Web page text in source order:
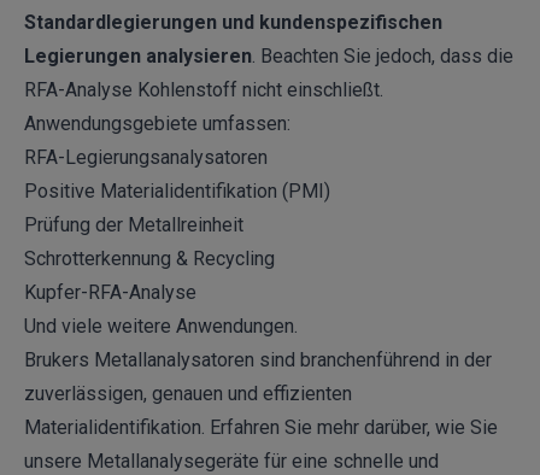
Standardlegierungen und kundenspezifischen
Legierungen analysieren. Beachten Sie jedoch, dass die
RFA-Analyse Kohlenstoff nicht einschließt.
Anwendungsgebiete umfassen:
RFA-Legierungsanalysatoren
Positive Materialidentifikation (PMI)
Prüfung der Metallreinheit
Schrotterkennung & Recycling
Kupfer-RFA-Analyse
Und viele weitere Anwendungen.
Brukers Metallanalysatoren sind branchenführend in der
zuverlässigen, genauen und effizienten
Materialidentifikation. Erfahren Sie mehr darüber, wie Sie
unsere Metallanalysegeräte für eine schnelle und